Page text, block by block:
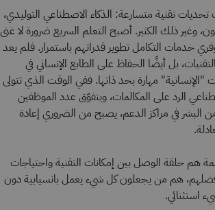
تقنية متسارعة: الذكاء الاصطناعي التوليدي،
وغير ذلك الكثير. أصبح التعلم السريع ضرورة لا غنى
خدمات التكامل تطوير قدراتهم باستمرار. فلم يعد
بل أيضًا الحفاظ على الطابع الإنساني في
مهارة بحد ذاتها. ففي الوقت الذي تتولى
الرد على المكالمات، ويتفوّق عدد الموظفين
البشر في مراكز الدعم، يصبح من الضروري إعادة
هم حلقة الوصل بين إمكانات التقنية واحتياجات
هم من يجعلون كل شيء يعمل بانسيابية دون
استثنائي.